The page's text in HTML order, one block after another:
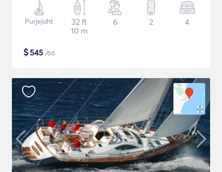
Purjejaht
32 ft
10 m
6 2 4
$545 /öö